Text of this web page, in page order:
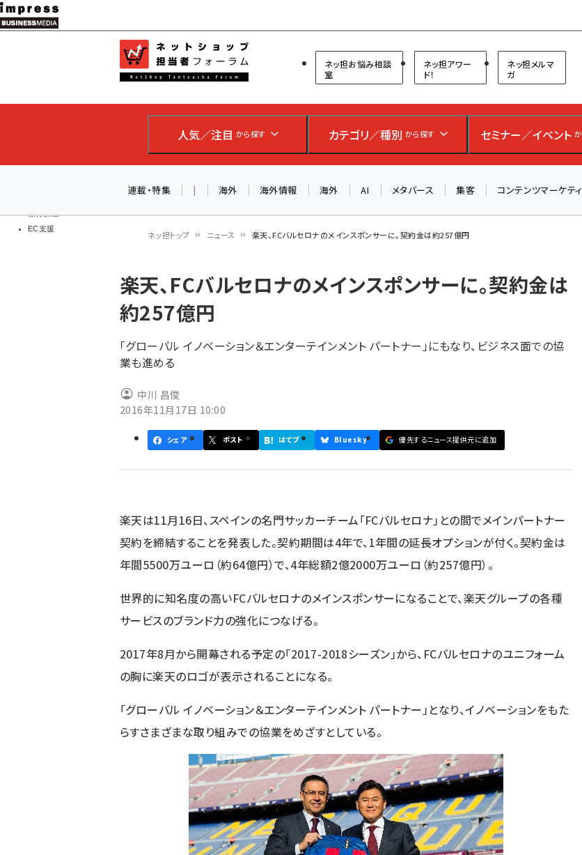
メ
イ
ン
ツ
移
教育講座
EC支援
ネットショップ担当者フォーラム
ネッ担お悩み相談
室
ネッ担アワー
ド！
ネッ担メルマ
ガ
人気／注目 から探す カテゴリ／種別 から探す セミナー／イベント
連載・特集 | 海外 海外情報 海外 AI メタバース 集客 コンテンツマーケテ
ン
く
ず
ネッ担トップ ニュース 楽天、FCバルセロナのメインスポンサーに。契約金は約257億円
楽天、FCバルセロナのメインスポンサーに。契約金は
約257億円
「グローバル イノベーション＆エンターテインメント パートナー」にもなり、ビジネス面での協
業も進める
中川 昌俊
2016年11月17日 10:00
シェア ポスト はてブ Bluesky 優先するニュース提供元に追加
楽天は11月16日、スペインの名門サッカーチーム「FCバルセロナ」との間でメインパートナー
契約を締結することを発表した。契約期間は4年で、1年間の延長オプションが付く。契約金は
年間5500万ユーロ（約64億円）で、4年総額2億2000万ユーロ（約257億円）。
世界的に知名度の高いFCバルセロナのメインスポンサーになることで、楽天グループの各種
サービスのブランド力の強化につなげる。
2017年8月から開幕される予定の「2017-2018シーズン」から、FCバルセロナのユニフォーム
の胸に楽天のロゴが表示されることになる。
「グローバル イノベーション＆エンターテインメント パートナー」となり、イノベーションをもた
らすさまざまな取り組みでの協業をめざすとしている。